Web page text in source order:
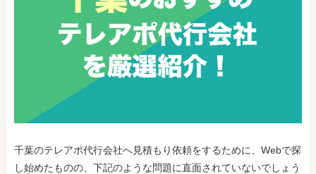
千葉のテレアポ代行会社へ見積もり依頼をするために、Webで探
し始めたものの、下記のような問題に直面されていないでしょう